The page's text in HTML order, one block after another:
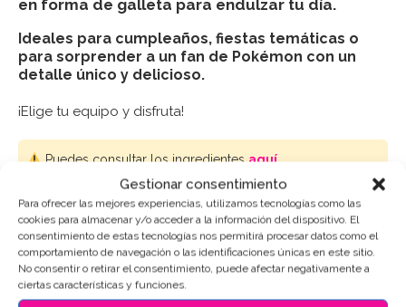
Gestionar consentimiento
Para ofrecer las mejores experiencias, utilizamos tecnologías como las
cookies para almacenar y/o acceder a la información del dispositivo. El
consentimiento de estas tecnologías nos permitirá procesar datos como el
comportamiento de navegación o las identificaciones únicas en este sitio.
No consentir o retirar el consentimiento, puede afectar negativamente a
ciertas características y funciones.
en forma de galleta para endulzar tu día.
Ideales para cumpleaños, fiestas temáticas o
para sorprender a un fan de Pokémon con un
detalle único y delicioso.
¡Elige tu equipo y disfruta!
Puedes consultar los ingredientesaquí.
AÑADIR AL CARRITO
SKU:10869